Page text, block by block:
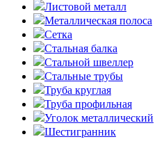
Листовой металл
Металлическая полоса
Сетка
Стальная балка
Стальной швеллер
Стальные трубы
Труба круглая
Труба профильная
Уголок металлический
Шестигранник